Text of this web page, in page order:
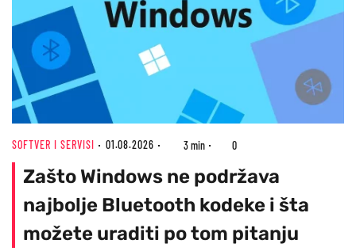
SOFTVER I SERVISI 01.08.2026 3 min 0
Zašto Windows ne podržava
najbolje Bluetooth kodeke i šta
možete uraditi po tom pitanju